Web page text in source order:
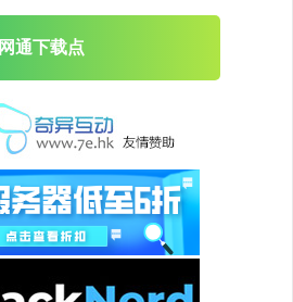
网通下载点